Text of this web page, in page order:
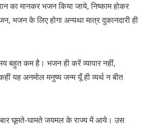
का मानकर भजन किया जाये, निष्काम होकर
भजन के लिए होगा अन्यथा मात्र दुकानदारी ही
बहुत कम है। भजन ही करें व्यापार नहीं,
यह अनमोल मनुष्य जन्म यूँ ही व्यर्थ न बीत
बार घूमते-घामते जयमल के राज्य में आये। उस